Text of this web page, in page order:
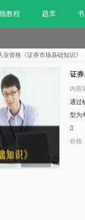
教程 题库
业资格《证券市场基础知识》
证券
内容
通过
型为

价格: